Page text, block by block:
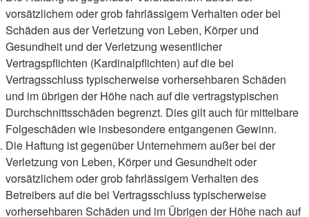
vorsätzlichem oder grob fahrlässigem Verhalten oder bei
Schäden aus der Verletzung von Leben, Körper und
Gesundheit und der Verletzung wesentlicher
Vertragspflichten (Kardinalpflichten) auf die bei
Vertragsschluss typischerweise vorhersehbaren Schäden
und im übrigen der Höhe nach auf die vertragstypischen
Durchschnittsschäden begrenzt. Dies gilt auch für mittelbare
Folgeschäden wie insbesondere entgangenen Gewinn.
Die Haftung ist gegenüber Unternehmern außer bei der
Verletzung von Leben, Körper und Gesundheit oder
vorsätzlichem oder grob fahrlässigem Verhalten des
Betreibers auf die bei Vertragsschluss typischerweise
vorhersehbaren Schäden und im Übrigen der Höhe nach auf